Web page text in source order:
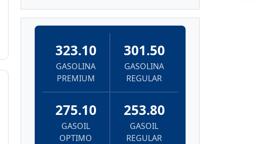
323.10
GASOLINA
PREMIUM
301.50
GASOLINA
REGULAR
275.10
GASOIL
OPTIMO
253.80
GASOIL
REGULAR